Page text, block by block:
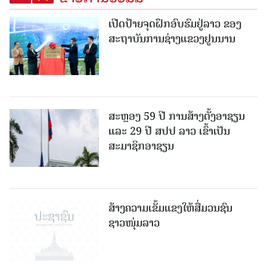
ເປີດປ້າຍຈຸດຝຶກອົບຮົມຢູ່ລາວ ຂອງ
ສະຖາບັນການຊ່າງແຂວງຢູນນານ
ສະຫຼອງ 59 ປີ ການສ້າງຕັ້ງອາຊຽນ
ແລະ 29 ປີ ສປປ ລາວ ເຂົ້າເປັນ
ສະມາຊິກອາຊຽນ
ສ້າງຄວາມເຂັ້ມແຂງໃຫ້ສື່ມວນຊົນ
ຊາວໜຸ່ມລາວ